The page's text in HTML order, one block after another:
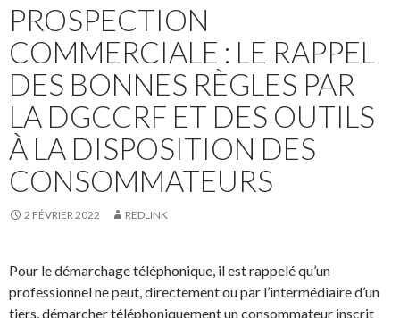
PROSPECTION
COMMERCIALE : LE RAPPEL
DES BONNES RÈGLES PAR
LA DGCCRF ET DES OUTILS
À LA DISPOSITION DES
CONSOMMATEURS
2 FÉVRIER 2022 REDLINK
Pour le démarchage téléphonique, il est rappelé qu’un
professionnel ne peut, directement ou par l’intermédiaire d’un
tiers, démarcher téléphoniquement un consommateur inscrit